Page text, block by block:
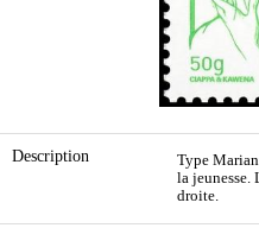
Description
Type
la jeunesse.
droite.